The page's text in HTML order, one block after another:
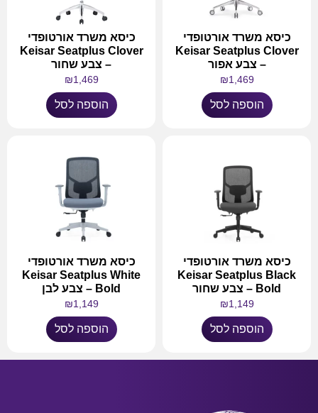
כיסא משרד אורטופדי
Keisar Seatplus Clover
– צבע אפור
₪1,469
הוספה לסל
כיסא משרד אורטופדי
Keisar Seatplus Clover
– צבע שחור
₪1,469
הוספה לסל
כיסא משרד אורטופדי
Keisar Seatplus Black
Bold – צבע שחור
₪1,149
הוספה לסל
כיסא משרד אורטופדי
Keisar Seatplus White
Bold – צבע לבן
₪1,149
הוספה לסל